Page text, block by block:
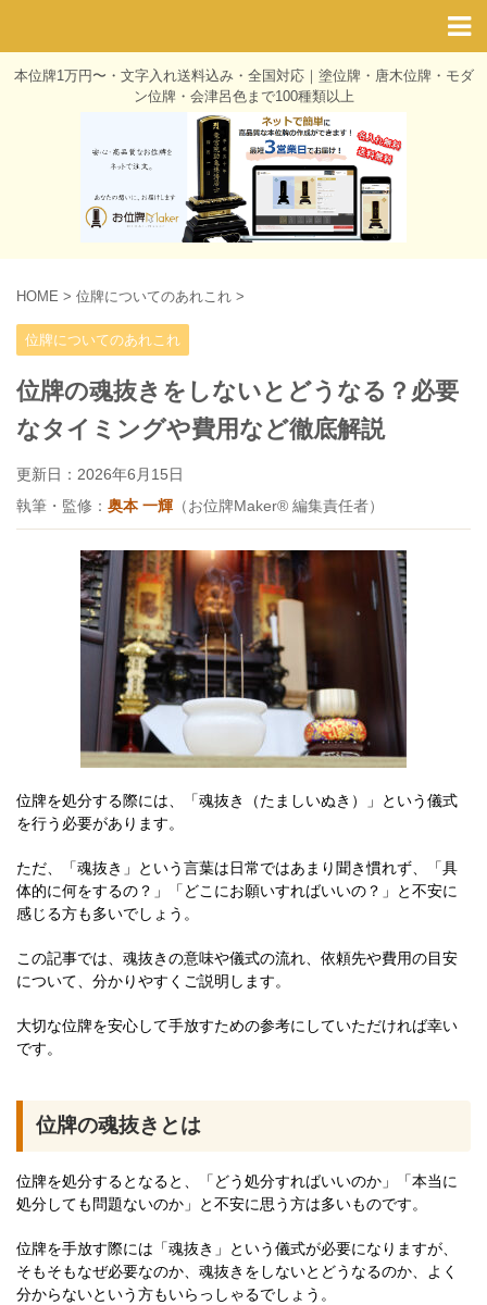
本位牌1万円〜・文字入れ送料込み・全国対応｜塗位牌・唐木位牌・モダ
ン位牌・会津呂色まで100種類以上
HOME > 位牌についてのあれこれ >
位牌についてのあれこれ
位牌の魂抜きをしないとどうなる？必要
なタイミングや費用など徹底解説
更新日： 2026年6月15日
執筆・監修： 奥本 一輝 （お位牌Maker® 編集責任者）
位牌を処分する際には、「魂抜き（たましいぬき）」という儀式
を行う必要があります。
ただ、「魂抜き」という言葉は日常ではあまり聞き慣れず、「具
体的に何をするの？」「どこにお願いすればいいの？」と不安に
感じる方も多いでしょう。
この記事では、魂抜きの意味や儀式の流れ、依頼先や費用の目安
について、分かりやすくご説明します。
大切な位牌を安心して手放すための参考にしていただければ幸い
です。
位牌の魂抜きとは
位牌を処分するとなると、「どう処分すればいいのか」「本当に
処分しても問題ないのか」と不安に思う方は多いものです。
位牌を手放す際には「魂抜き」という儀式が必要になりますが、
そもそもなぜ必要なのか、魂抜きをしないとどうなるのか、よく
分からないという方もいらっしゃるでしょう。